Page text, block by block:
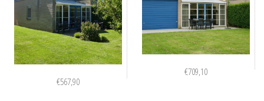
€567,90
€709,10